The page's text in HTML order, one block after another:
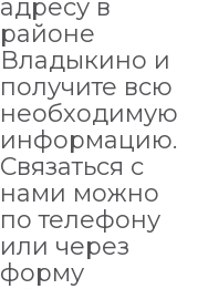
адресу в
районе
Владыкино и
получите всю
необходимую
информацию.
Связаться с
нами можно
по телефону
или через
форму